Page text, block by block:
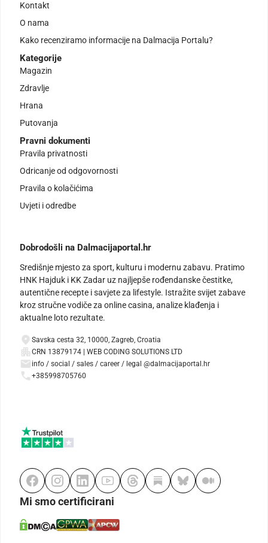
Kontakt
O nama
Kako recenziramo informacije na Dalmacija Portalu?
Kategorije
Magazin
Zdravlje
Hrana
Putovanja
Pravni dokumenti
Pravila privatnosti
Odricanje od odgovornosti
Pravila o kolačićima
Uvjeti i odredbe
Dobrodošli na Dalmacijaportal.hr
Središnje mjesto za sport, kulturu i modernu zabavu. Pratimo
HNK Hajduk i KK Zadar uz najljepše rođendanske čestitke,
autentične recepte i savjete za lifestyle. Istražite svijet zabave
kroz stručne vodiče za online casina, analize klađenja i
aktualne loto rezultate.
Savska cesta 32, 10000, Zagreb, Croatia
CRN 13879174 | WEB CODING SOLUTIONS LTD
info / social / sales / career / legal @dalmacijaportal.hr
+385998705760
Mi smo certificirani